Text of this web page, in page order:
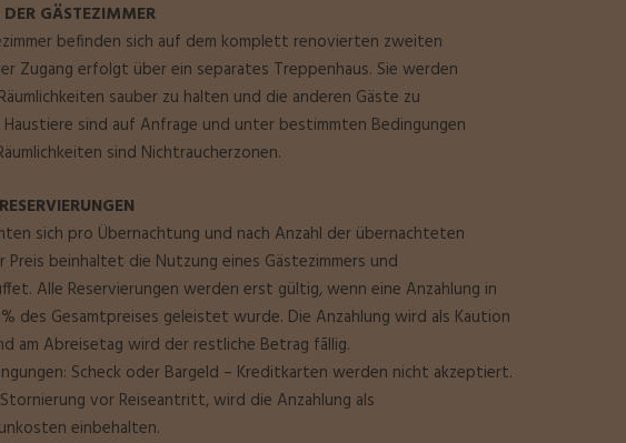
GÄSTEZIMMER
befinden sich auf dem komplett renovierten zweiten
Zugang erfolgt über ein separates Treppenhaus. Sie werden
sauber zu halten und die anderen Gäste zu
sind auf Anfrage und unter bestimmten Bedingungen
sind Nichtraucherzonen.
sich pro Übernachtung und nach Anzahl der übernachteten
Preis beinhaltet die Nutzung eines Gästezimmers und
Alle Reservierungen werden erst gültig, wenn eine Anzahlung in
des Gesamtpreises geleistet wurde. Die Anzahlung wird als Kaution
am Abreisetag wird der restliche Betrag fãllig.
Scheck oder Bargeld – Kreditkarten werden nicht akzeptiert.
Stornierung vor Reiseantritt, wird die Anzahlung als
einbehalten.